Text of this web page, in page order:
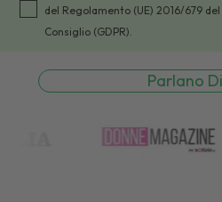
del Regolamento (UE) 2016/679
Consiglio (GDPR).
Parlano